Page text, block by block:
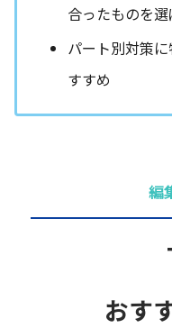
合ったものを選
パート別対策
すすめ
編
おす